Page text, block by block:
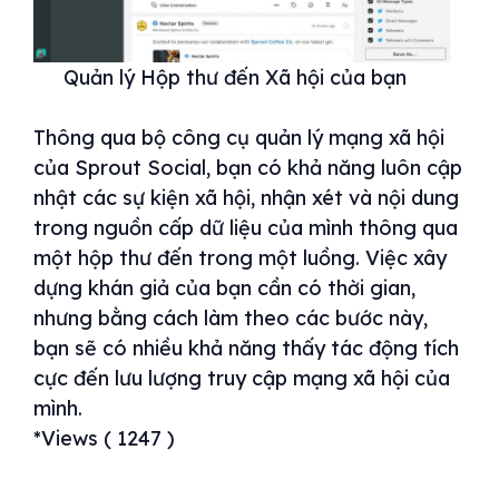
Quản lý Hộp thư đến Xã hội của bạn
Thông qua bộ công cụ quản lý mạng xã hội
của Sprout Social, bạn có khả năng luôn cập
nhật các sự kiện xã hội, nhận xét và nội dung
trong nguồn cấp dữ liệu của mình thông qua
một hộp thư đến trong một luồng. Việc xây
dựng khán giả của bạn cần có thời gian,
nhưng bằng cách làm theo các bước này,
bạn sẽ có nhiều khả năng thấy tác động tích
cực đến lưu lượng truy cập mạng xã hội của
mình.
*Views ( 1247 )